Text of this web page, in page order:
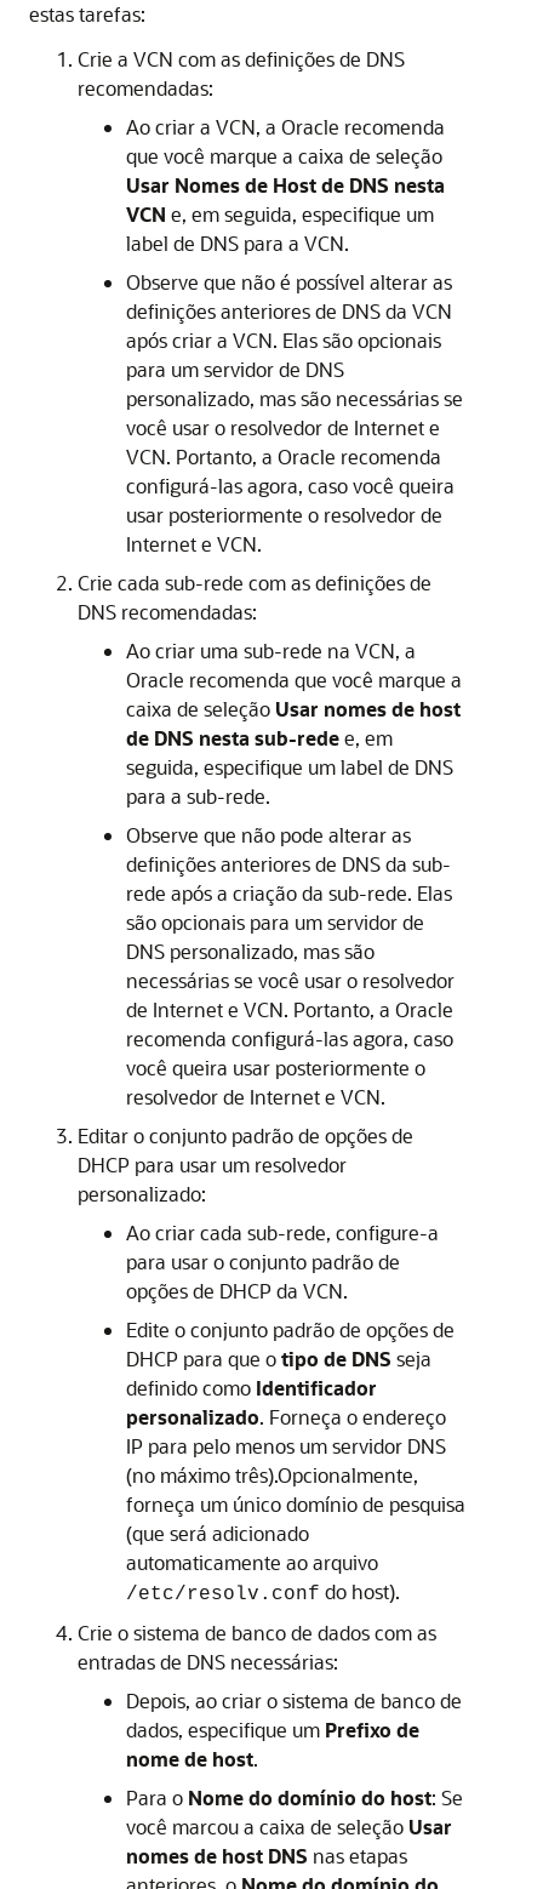
estas tarefas:
Crie a VCN com as definições de DNS
recomendadas:
Ao criar a VCN, a Oracle recomenda
que você marque a caixa de seleção
Usar Nomes de Host de DNS nesta
VCN e, em seguida, especifique um
label de DNS para a VCN.
Observe que não é possível alterar as
definições anteriores de DNS da VCN
após criar a VCN. Elas são opcionais
para um servidor de DNS
personalizado, mas são necessárias se
você usar o resolvedor de Internet e
VCN. Portanto, a Oracle recomenda
configurá-las agora, caso você queira
usar posteriormente o resolvedor de
Internet e VCN.
Crie cada sub-rede com as definições de
DNS recomendadas:
Ao criar uma sub-rede na VCN, a
Oracle recomenda que você marque a
caixa de seleção Usar nomes de host
de DNS nesta sub-redee, em
seguida, especifique um label de DNS
para a sub-rede.
Observe que não pode alterar as
definições anteriores de DNS da sub-
rede após a criação da sub-rede. Elas
são opcionais para um servidor de
DNS personalizado, mas são
necessárias se você usar o resolvedor
de Internet e VCN. Portanto, a Oracle
recomenda configurá-las agora, caso
você queira usar posteriormente o
resolvedor de Internet e VCN.
Editar o conjunto padrão de opções de
DHCP para usar um resolvedor
personalizado:
Ao criar cada sub-rede, configure-a
para usar o conjunto padrão de
opções de DHCP da VCN.
Edite o conjunto padrão de opções de
DHCP para que otipo de DNS seja
definido como Identificador
personalizado. Forneça o endereço
IP para pelo menos um servidor DNS
(no máximo três).Opcionalmente,
forneça um único domínio de pesquisa
(que será adicionado
automaticamente ao arquivo
/etc/resolv.conf do host).
Crie o sistema de banco de dados com as
entradas de DNS necessárias:
Depois, ao criar o sistema de banco de
dados, especifique um Prefixo de
nome de host.
Para o Nome do domínio do host: Se
você marcou a caixa de seleção Usar
nomes de host DNS nas etapas